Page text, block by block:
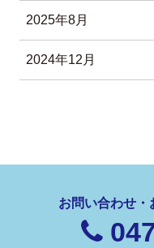
2025年8月
2024年12月
お問い合わせ・